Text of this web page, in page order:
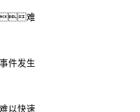
难
件发生
以快速